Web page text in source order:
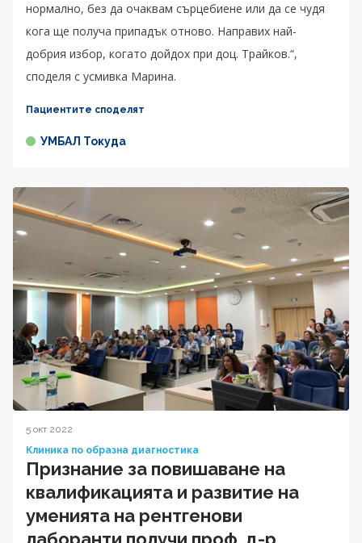
нормално, без да очаквам сърцебиене или да се чудя
кога ще получа припадък отново. Направих най-
добрия избор, когато дойдох при доц. Трайков.“,
споделя с усмивка Марина.
Пациентите споделят
УМБАЛ Токуда
5 окт 2022
Клиника по образна диагностика
Признание за повишаване на
квалификацията и развитие на
уменията на рентгенови